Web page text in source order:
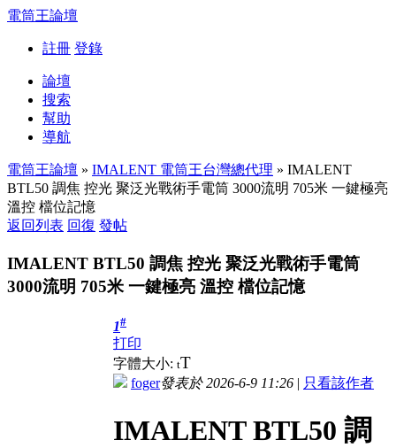
電筒王論壇
註冊 登錄
論壇
搜索
幫助
導航
電筒王論壇 » IMALENT 電筒王台灣總代理 » IMALENT
BTL50 調焦 控光 聚泛光戰術手電筒 3000流明 705米 一鍵極亮
溫控 檔位記憶
返回列表 回復 發帖
IMALENT BTL50 調焦 控光 聚泛光戰術手電筒
3000流明 705米 一鍵極亮 溫控 檔位記憶
1#
打印
字體大小: tT
foger發表於 2026-6-9 11:26 | 只看該作者
IMALENT BTL50 調